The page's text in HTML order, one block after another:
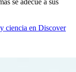
ciencia en Discover